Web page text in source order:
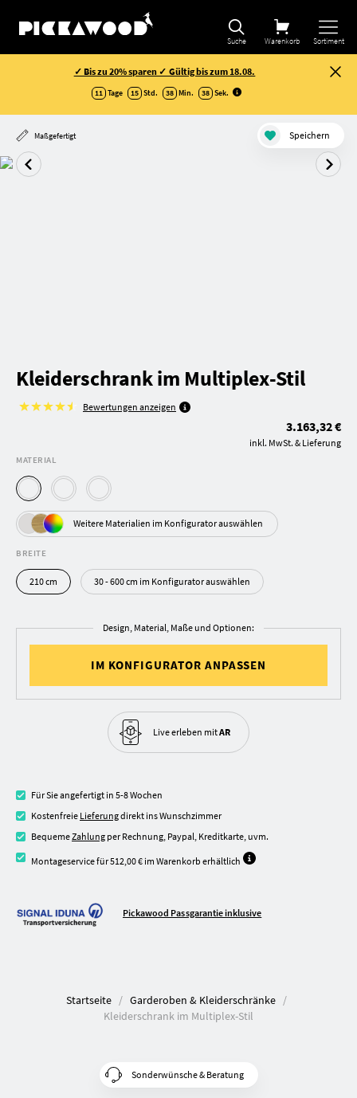
Suche Warenkorb Sortiment
✓ Bis zu 20% sparen ✓ Gültig bis zum 18.08.
11 Tage 15 Std. 38 Min. 37 Sek.
Maßgefertigt Speichern
Kleiderschrank im Multiplex-Stil
Bewertungen anzeigen
3.163,32 €
inkl. MwSt. & Lieferung
MATERIAL
Weitere Materialien im Konfigurator auswählen
BREITE
210 cm 30 - 600 cm im Konfigurator auswählen
Design, Material, Maße und Optionen:
IM KONFIGURATOR ANPASSEN
Live erleben mitAR
Für Sie angefertigt in 5-8 Wochen
Kostenfreie Lieferungdirekt ins Wunschzimmer
BequemeZahlung per Rechnung, Paypal, Kreditkarte, uvm.
Montageservice für 512,00 € im Warenkorb erhältlich
Pickawood Passgarantie inklusive
Startseite
Garderoben & Kleiderschränke
Kleiderschrank im Multiplex-Stil
Sonderwünsche & Beratung